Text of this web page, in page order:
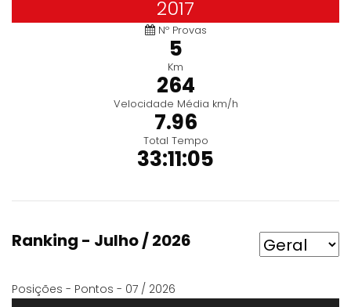
2017
Nº Provas
5
Km
264
Velocidade Média km/h
7.96
Total Tempo
33:11:05
Ranking - Julho / 2026
Posições - Pontos - 07 / 2026